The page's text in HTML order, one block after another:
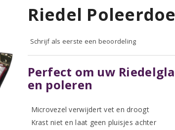
Riedel
Schrijf als eerste een beoordeling
Perfect om uw
en poleren
Microvezel verwijdert vet en droogt
Krast niet en laat geen pluisjes achter